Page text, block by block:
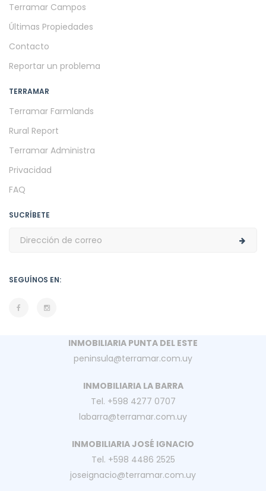
Terramar Campos
Últimas Propiedades
Contacto
Reportar un problema
TERRAMAR
Terramar Farmlands
Rural Report
Terramar Administra
Privacidad
FAQ
SUCRÍBETE
SEGUÍNOS EN:
INMOBILIARIA PUNTA DEL ESTE
peninsula@terramar.com.uy
INMOBILIARIA LA BARRA
Tel. +598 4277 0707
labarra@terramar.com.uy
INMOBILIARIA JOSÉ IGNACIO
Tel. +598 4486 2525
joseignacio@terramar.com.uy